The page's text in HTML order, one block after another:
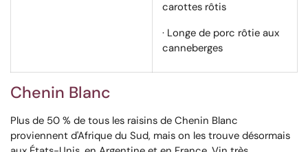
carottes rôtis
· Longe de porc rôtie aux
canneberges
Chenin Blanc
Plus de 50 % de tous les raisins de Chenin Blanc
proviennent d'Afrique du Sud, mais on les trouve désormais